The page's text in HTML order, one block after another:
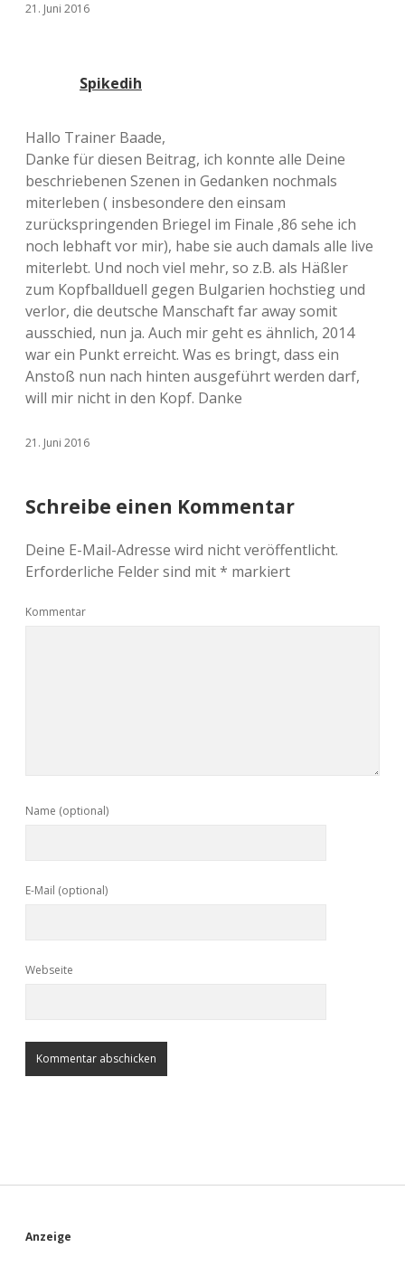
21. Juni 2016
Spikedih
Hallo Trainer Baade,
Danke für diesen Beitrag, ich konnte alle Deine
beschriebenen Szenen in Gedanken nochmals
miterleben ( insbesondere den einsam
zurückspringenden Briegel im Finale ‚86 sehe ich
noch lebhaft vor mir), habe sie auch damals alle live
miterlebt. Und noch viel mehr, so z.B. als Häßler
zum Kopfballduell gegen Bulgarien hochstieg und
verlor, die deutsche Manschaft far away somit
ausschied, nun ja. Auch mir geht es ähnlich, 2014
war ein Punkt erreicht. Was es bringt, dass ein
Anstoß nun nach hinten ausgeführt werden darf,
will mir nicht in den Kopf. Danke
21. Juni 2016
Schreibe einen Kommentar
Deine E-Mail-Adresse wird nicht veröffentlicht.
Erforderliche Felder sind mit* markiert
Kommentar
Name (optional)
E-Mail (optional)
Webseite
S
Anzeige